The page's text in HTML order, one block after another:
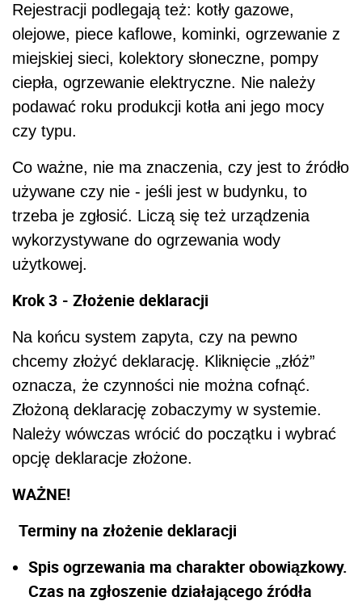
Rejestracji podlegają też: kotły gazowe,
olejowe, piece kaflowe, kominki, ogrzewanie z
miejskiej sieci, kolektory słoneczne, pompy
ciepła, ogrzewanie elektryczne. Nie należy
podawać roku produkcji kotła ani jego mocy
czy typu.
Co ważne, nie ma znaczenia, czy jest to źródło
używane czy nie - jeśli jest w budynku, to
trzeba je zgłosić. Liczą się też urządzenia
wykorzystywane do ogrzewania wody
użytkowej.
Krok 3 - Złożenie deklaracji
Na końcu system zapyta, czy na pewno
chcemy złożyć deklarację. Kliknięcie „złóż”
oznacza, że czynności nie można cofnąć.
Złożoną deklarację zobaczymy w systemie.
Należy wówczas wrócić do początku i wybrać
opcję deklaracje złożone.
WAŻNE!
Terminy na złożenie deklaracji
Spis ogrzewania ma charakter obowiązkowy.
Czas na zgłoszenie działającego źródła